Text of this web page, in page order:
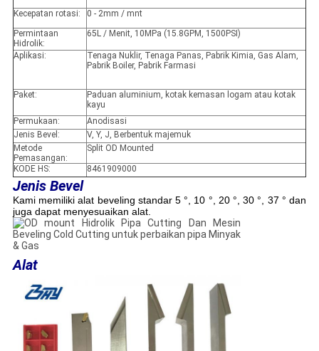
Kecepatan rotasi:
0 - 2mm / mnt
Permintaan
Hidrolik:
65L / Menit, 10MPa (15.8GPM, 1500PSI)
Aplikasi:
Tenaga Nuklir, Tenaga Panas, Pabrik Kimia, Gas Alam,
Pabrik Boiler, Pabrik Farmasi
Paket:
Paduan aluminium, kotak kemasan logam atau kotak
kayu
Permukaan:
Anodisasi
Jenis Bevel:
V, Y, J, Berbentuk majemuk
Metode
Pemasangan:
Split OD Mounted
KODE HS: 8461909000
Jenis Bevel
Kami memiliki alat beveling standar 5 °, 10 °, 20 °, 30 °, 37 ° dan
juga dapat menyesuaikan alat.
Alat